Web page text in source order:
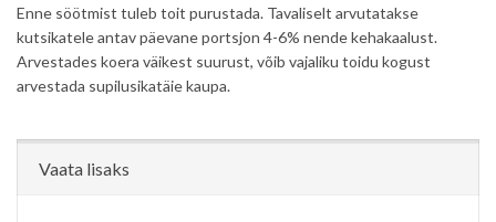
Enne söötmist tuleb toit purustada. Tavaliselt arvutatakse
kutsikatele antav päevane portsjon 4-6% nende kehakaalust.
Arvestades koera väikest suurust, võib vajaliku toidu kogust
arvestada supilusikatäie kaupa.
Vaata lisaks